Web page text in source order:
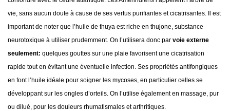
vie, sans aucun doute à cause de ses vertus purifiantes et cicatrisantes. Il est
important de noter que l’huile de thuya est riche en thujone, substance
neurotoxique à utiliser prudemment. On l’utilisera donc par voie externe
seulement: quelques gouttes sur une plaie favorisent une cicatrisation
rapide tout en évitant une éventuelle infection. Ses propriétés antifongiques
en font l’huile idéale pour soigner les mycoses, en particulier celles se
développant sur les ongles d’orteils. On l’utilise également en massage, pur
ou dilué, pour les douleurs rhumatismales et arthritiques.